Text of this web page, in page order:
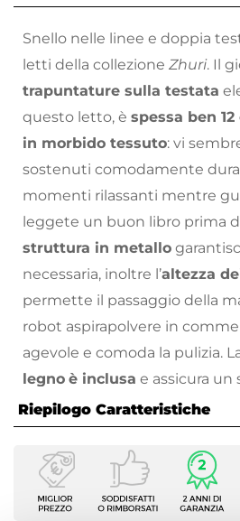
Snello nelle linee e doppia
letti della collezione Zhuri. Il
trapuntature sulla testata
questo letto, è spessa ben 12
in morbido tessuto: vi
sostenuti comodamente
momenti rilassanti mentre
leggete un buon libro prima
struttura in metallo
necessaria, inoltre l’altezza
permette il passaggio della
robot aspirapolvere in
agevole e comoda la pulizia.
legno è inclusa e assicura un
rigenerante, migliorandone la
resterà chescegliere il
nostre proposte e goderti il
essenziale ed elegante di
e facilmente adattabile a
Riepilogo Caratteristiche
Caratteristiche
Tipologia
Letto tradizionale